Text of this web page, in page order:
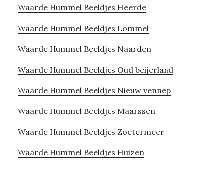
Waarde Hummel Beeldjes Heerde
Waarde Hummel Beeldjes Lommel
Waarde Hummel Beeldjes Naarden
Waarde Hummel Beeldjes Oud beijerland
Waarde Hummel Beeldjes Nieuw vennep
Waarde Hummel Beeldjes Maarssen
Waarde Hummel Beeldjes Zoetermeer
Waarde Hummel Beeldjes Huizen